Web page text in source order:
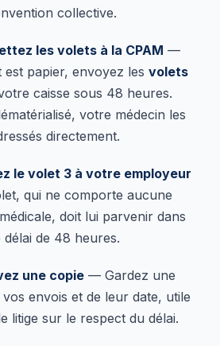
collective.
les volets à la CPAM —
est papier, envoyez les volets
caisse sous 48 heures.
votre médecin les
directement.
le volet 3 à votre employeur
qui ne comporte aucune
doit lui parvenir dans
délai de 48 heures.
une copie — Gardez une
envois et de leur date, utile
litige sur le respect du délai.